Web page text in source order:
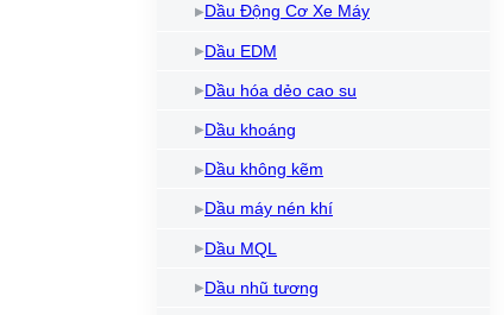
Dầu Động Cơ Xe Máy
Dầu EDM
Dầu hóa dẻo cao su
Dầu khoáng
Dầu không kẽm
Dầu máy nén khí
Dầu MQL
Dầu nhũ tương